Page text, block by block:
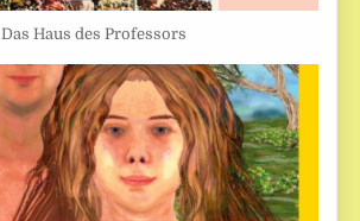
Das Haus des Professors